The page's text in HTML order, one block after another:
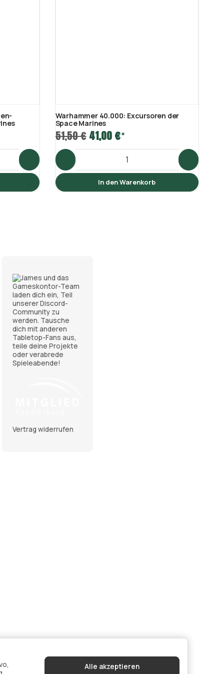
Warhammer 40.000: Excursoren der
Space Marines
51,50 € 41,00 €*
In den Warenkorb
Vertrag widerrufen
Alle akzeptieren